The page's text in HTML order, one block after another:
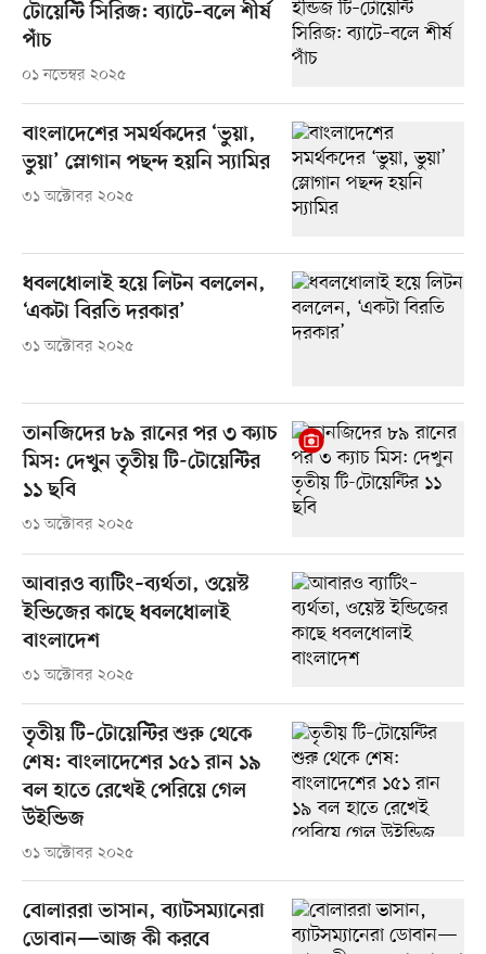
টোয়েন্টি সিরিজ: ব্যাটে–বলে শীর্ষ
পাঁচ
০১ নভেম্বর ২০২৫
বাংলাদেশের সমর্থকদের ‘ভুয়া,
ভুয়া’ স্লোগান পছন্দ হয়নি স্যামির
৩১ অক্টোবর ২০২৫
ধবলধোলাই হয়ে লিটন বললেন,
‘একটা বিরতি দরকার’
৩১ অক্টোবর ২০২৫
তানজিদের ৮৯ রানের পর ৩ ক্যাচ
মিস: দেখুন তৃতীয় টি-টোয়েন্টির
১১ ছবি
৩১ অক্টোবর ২০২৫
আবারও ব্যাটিং–ব্যর্থতা, ওয়েস্ট
ইন্ডিজের কাছে ধবলধোলাই
বাংলাদেশ
৩১ অক্টোবর ২০২৫
তৃতীয় টি–টোয়েন্টির শুরু থেকে
শেষ: বাংলাদেশের ১৫১ রান ১৯
বল হাতে রেখেই পেরিয়ে গেল
উইন্ডিজ
৩১ অক্টোবর ২০২৫
বোলাররা ভাসান, ব্যাটসম্যানেরা
ডোবান—আজ কী করবে